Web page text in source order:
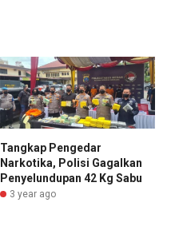
Tangkap Pengedar
Narkotika, Polisi Gagalkan
Penyelundupan 42 Kg Sabu
3 year ago